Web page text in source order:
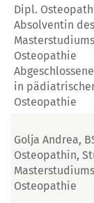
Dipl.
Absolventin des
Masterstudiums
Osteopathie
in
Osteopathie
Golja Andrea,
Osteopathin,
Masterstudiums
Osteopathie